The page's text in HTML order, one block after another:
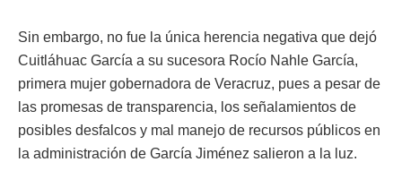
Sin embargo, no fue la única herencia negativa que dejó
Cuitláhuac García a su sucesora Rocío Nahle García,
primera mujer gobernadora de Veracruz, pues a pesar de
las promesas de transparencia, los señalamientos de
posibles desfalcos y mal manejo de recursos públicos en
la administración de García Jiménez salieron a la luz.